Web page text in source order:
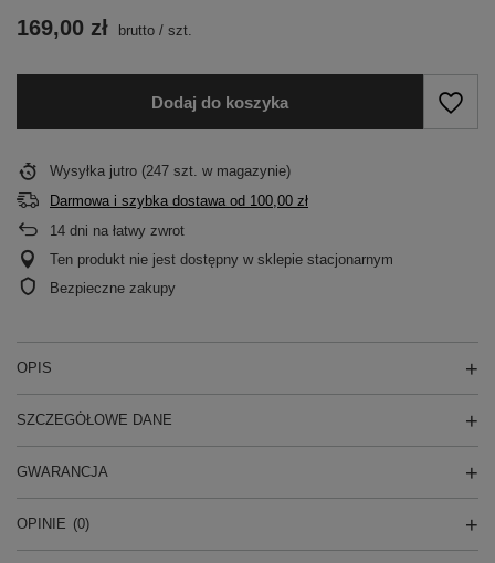
169,00 zł brutto / szt.
Dodaj do koszyka
Wysyłka jutro (247 szt. w magazynie)
Darmowa i szybka dostawa od 100,00 zł
14 dni na łatwy zwrot
Ten produkt nie jest dostępny w sklepie stacjonarnym
Bezpieczne zakupy
OPIS
SZCZEGÓŁOWE DANE
GWARANCJA
OPINIE (0)